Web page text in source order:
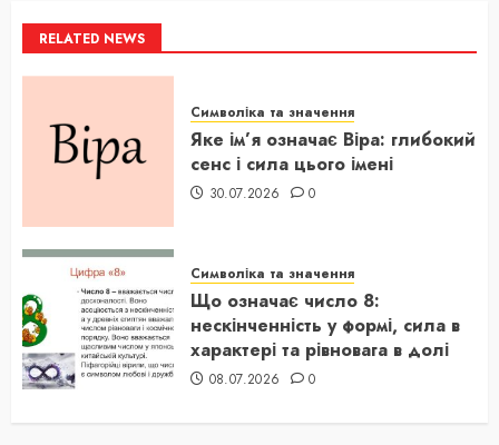
RELATED NEWS
Символіка та значення
Яке ім’я означає Віра: глибокий
сенс і сила цього імені
30.07.2026 0
Символіка та значення
Що означає число 8:
нескінченність у формі, сила в
характері та рівновага в долі
08.07.2026 0